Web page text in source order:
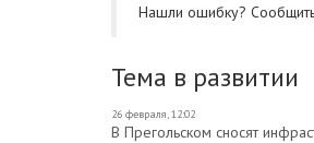
Нашли ошибку?
Тема в развитии
26 февраля, 12:02
В Прегольском сносят